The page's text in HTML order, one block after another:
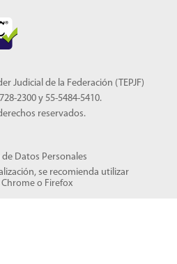
Judicial de la Federación (TEPJF)
2300 y 55-5484-5410.
reservados.
Datos Personales
se recomienda utilizar
o Firefox